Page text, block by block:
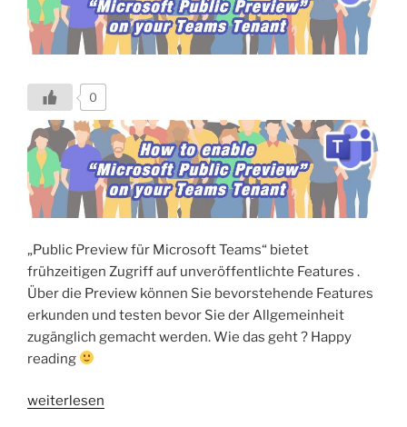
0
„Public Preview für Microsoft Teams“ bietet
frühzeitigen Zugriff auf unveröffentlichte Features .
Über die Preview können Sie bevorstehende Features
erkunden und testen bevor Sie der Allgemeinheit
zugänglich gemacht werden. Wie das geht ? Happy
reading
„So
weiterlesen